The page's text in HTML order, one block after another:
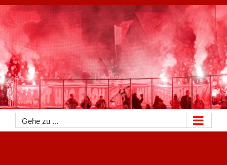
Zum
Inhalt
springen
Gehe zu ...